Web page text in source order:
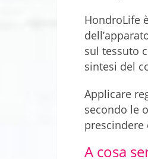
HondroLife
sul tessuto
sintesi del
Applicare
secondo le
A cosa